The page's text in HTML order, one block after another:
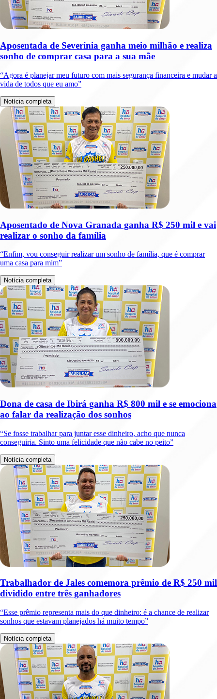
Aposentada de Severínia ganha meio milhão e realiza
sonho de comprar casa para a sua mãe
“Agora é planejar meu futuro com mais segurança financeira e mudar a
vida de todos que eu amo”
Notícia completa
Aposentado de Nova Granada ganha R$ 250 mil e vai
realizar o sonho da família
“Enfim, vou conseguir realizar um sonho de família, que é comprar
uma casa para mim”
Notícia completa
Dona de casa de Ibirá ganha R$ 800 mil e se emociona
ao falar da realização dos sonhos
“Se fosse trabalhar para juntar esse dinheiro, acho que nunca
conseguiria. Sinto uma felicidade que não cabe no peito”
Notícia completa
Trabalhador de Jales comemora prêmio de R$ 250 mil
dividido entre três ganhadores
“Esse prêmio representa mais do que dinheiro: é a chance de realizar
sonhos que estavam planejados há muito tempo”
Notícia completa